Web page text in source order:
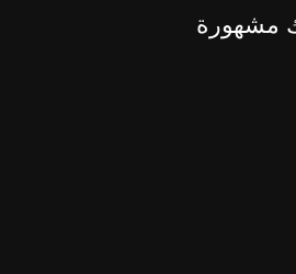
مشهورة